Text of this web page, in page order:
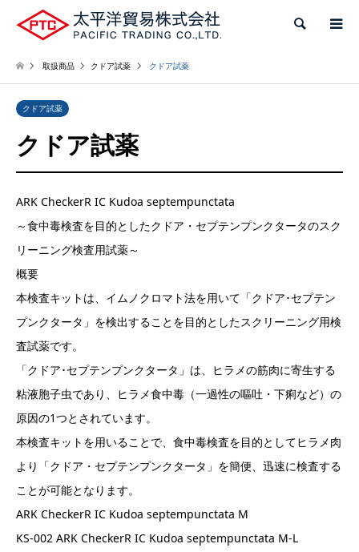
検索
取扱商品 クドア試薬 クドア試薬
クドア試薬
クドア試薬
ARK CheckerR IC Kudoa septempunctata
～食中毒検査を目的としたクドア・セプテンプンクタータのスク
リーニング検査用試薬～
概要
本検査キットは、イムノクロマト法を用いて「クドア･セプテン
プンクタータ」を検出することを目的としたスクリーニング用検
査試薬です。
「クドア･セプテンプンクタータ」は、ヒラメの筋肉に寄生する
粘液胞子虫であり、ヒラメ食中毒（一過性の嘔吐・下痢など）の
原因の1つとされています。
本検査キットを用いることで、食中毒検査を目的としてヒラメ肉
より「クドア・セプテンプンクタータ」を簡便、迅速に検査する
ことが可能となります。
ARK CheckerR IC Kudoa septempunctata M
KS-002 ARK CheckerR IC Kudoa septempunctata M-L